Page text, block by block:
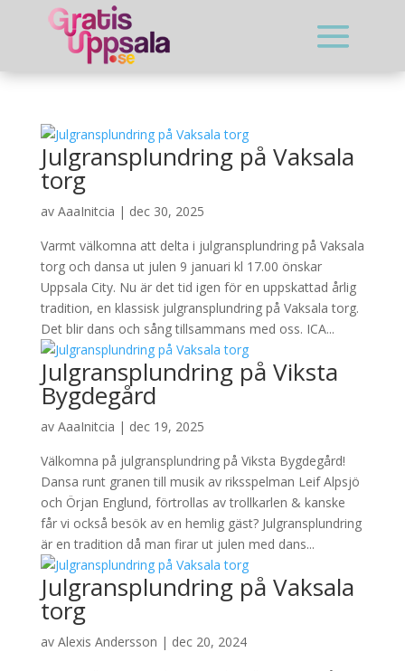
Julgransplundring på Vaksala
torg
av AaaInitcia | dec 30, 2025
Varmt välkomna att delta i julgransplundring på Vaksala
torg och dansa ut julen 9 januari kl 17.00 önskar
Uppsala City. Nu är det tid igen för en uppskattad årlig
tradition, en klassisk julgransplundring på Vaksala torg.
Det blir dans och sång tillsammans med oss. ICA...
Julgransplundring på Viksta
Bygdegård
av AaaInitcia | dec 19, 2025
Välkomna på julgransplundring på Viksta Bygdegård!
Dansa runt granen till musik av riksspelman Leif Alpsjö
och Örjan Englund, förtrollas av trollkarlen & kanske
får vi också besök av en hemlig gäst? Julgransplundring
är en tradition då man firar ut julen med dans...
Julgransplundring på Vaksala
torg
av Alexis Andersson | dec 20, 2024